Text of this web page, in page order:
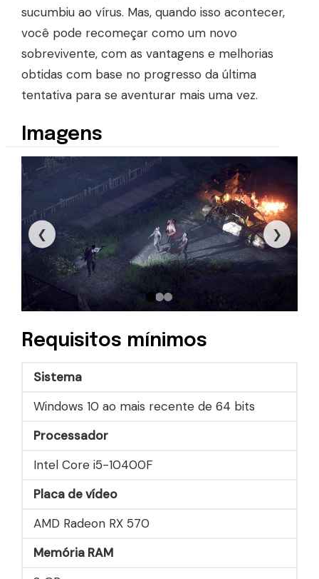
sucumbiu ao vírus. Mas, quando isso acontecer,
você pode recomeçar como um novo
sobrevivente, com as vantagens e melhorias
obtidas com base no progresso da última
tentativa para se aventurar mais uma vez.
Imagens
❮ ❯
Requisitos mínimos
Sistema
Windows 10 ao mais recente de 64 bits
Processador
Intel Core i5-10400F
Placa de vídeo
AMD Radeon RX 570
Memória RAM